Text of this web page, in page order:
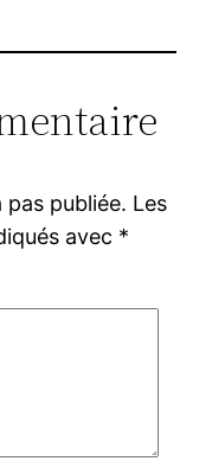
publiée. Les
avec *